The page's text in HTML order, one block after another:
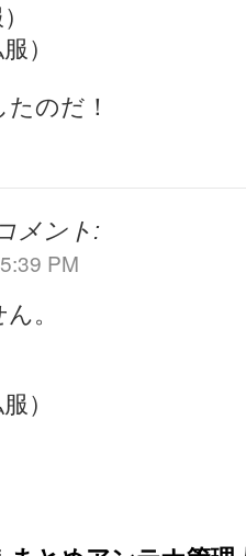
）
のだ！
メント:
PM
。
）